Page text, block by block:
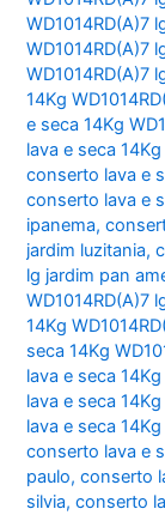
WD1014RD(A)7
WD1014RD(A)7
WD1014RD(A)7
14Kg
e seca 14Kg
lava e seca
conserto lava e
conserto lava e
ipanema,
jardim luzitania,
lg jardim pan
WD1014RD(A)7
14Kg
seca 14Kg
lava e seca
lava e seca
lava e seca
conserto lava e
paulo,conserto
silvia,conserto